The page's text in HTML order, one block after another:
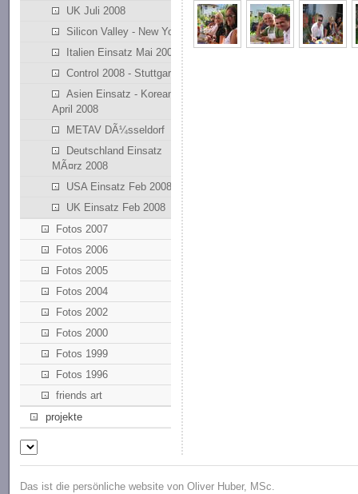
UK Juli 2008
Silicon Valley - New York
Italien Einsatz Mai 2008
Control 2008 - Stuttgart
Asien Einsatz - Korean
April 2008
METAV DÃ¼sseldorf
Deutschland Einsatz
MÃ¤rz 2008
USA Einsatz Feb 2008
UK Einsatz Feb 2008
Fotos 2007
Fotos 2006
Fotos 2005
Fotos 2004
Fotos 2002
Fotos 2000
Fotos 1999
Fotos 1996
friends art
projekte
Das ist die persönliche website von Oliver Huber, MSc.